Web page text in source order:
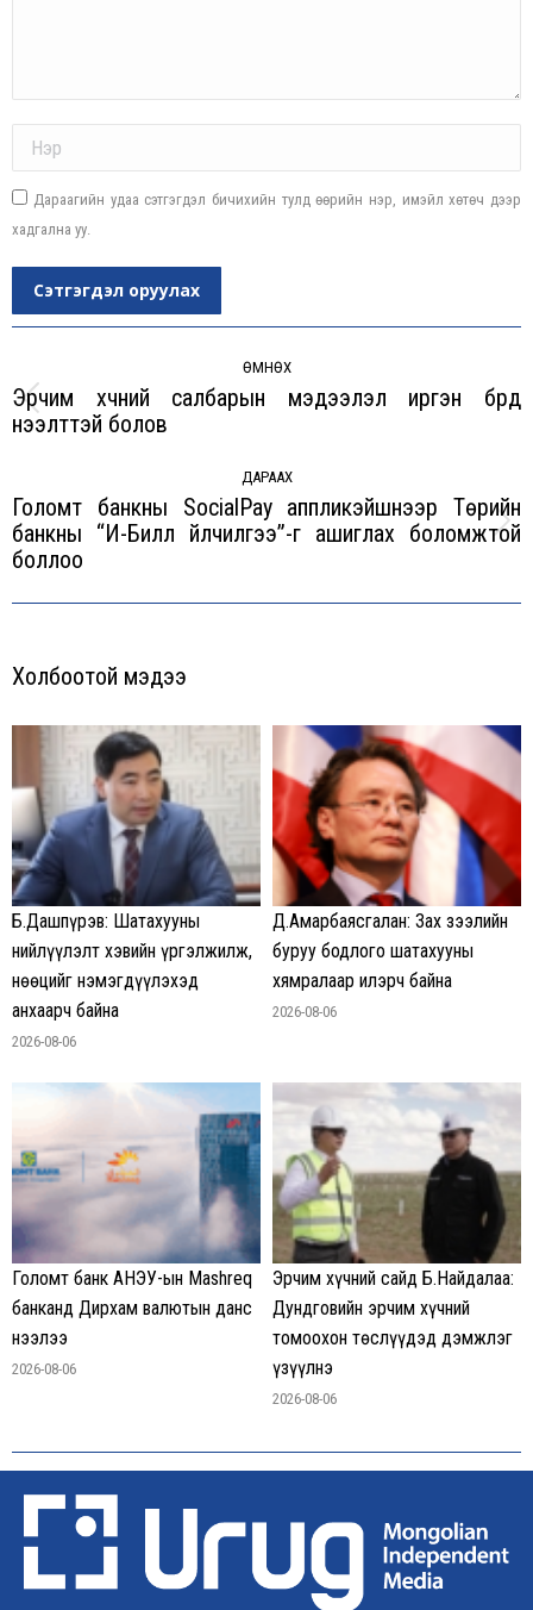
Дараагийн удаа сэтгэгдэл бичихийн тулд өөрийн нэр, имэйл хөтөч дээр
хадгална уу.
Сэтгэгдэл оруулах
ӨМНӨХ
Previous
Эрчим хүчний салбарын мэдээлэл иргэн бүрд
нээлттэй болов
ДАРААХ
Next
Голомт банкны SocialPay аппликэйшнээр Төрийн
банкны “И-Билл үйлчилгээ”-г ашиглах боломжтой
боллоо
Холбоотой мэдээ
Б.Дашпүрэв: Шатахууны
нийлүүлэлт хэвийн үргэлжилж,
нөөцийг нэмэгдүүлэхэд
анхаарч байна
2026-08-06
Д.Амарбаясгалан: Зах зээлийн
буруу бодлого шатахууны
хямралаар илэрч байна
2026-08-06
Голомт банк АНЭУ-ын Mashreq
банканд Дирхам валютын данс
нээлээ
2026-08-06
Эрчим хүчний сайд Б.Найдалаа:
Дундговийн эрчим хүчний
томоохон төслүүдэд дэмжлэг
үзүүлнэ
2026-08-06